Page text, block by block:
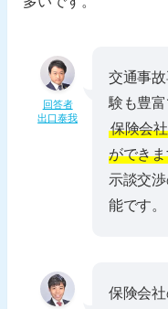
回答者
出口泰我
交通事
験も豊富
保険会
ができ
示談交
能です。
保険会